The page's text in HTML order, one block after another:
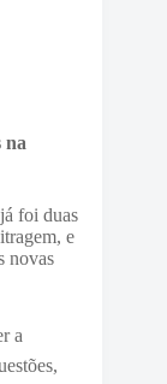
na
foi duas
e
novas
a